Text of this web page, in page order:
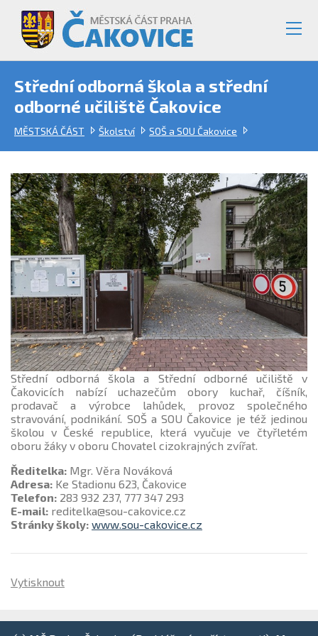
Střední odborná škola a střední
odborné učiliště Čakovice
MĚSTSKÁ ČÁST Školství SOŠ a SOU Čakovice
Střední odborná škola a Střední odborné učiliště v
Čakovicích nabízí uchazečům obory kuchař, číšník,
prodavač a výrobce lahůdek, provoz společného
stravování, podnikání. SOŠ a SOU Čakovice je též jedinou
školou v České republice, která vyučuje ve čtyřletém
oboru žáky v oboru Chovatel cizokrajných zvířat.
Ředitelka: Mgr. Věra Nováková
Adresa: Ke Stadionu 623, Čakovice
Telefon: 283 932 237, 777 347 293
E-mail: reditelka@sou-cakovice.cz
Stránky školy: www.sou-cakovice.cz
Vytisknout